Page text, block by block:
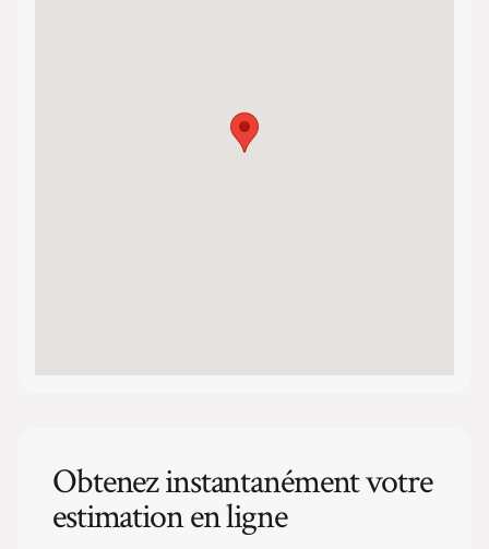
Obtenez instantanément votre
estimation en ligne